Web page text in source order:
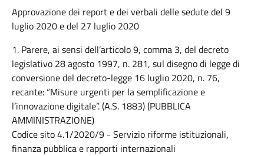
Approvazione dei report e dei verbali delle sedute del 9
luglio 2020 e del 27 luglio 2020
1. Parere, ai sensi dell’articolo 9, comma 3, del decreto
legislativo 28 agosto 1997, n. 281, sul disegno di legge di
conversione del decreto-legge 16 luglio 2020, n. 76,
recante: “Misure urgenti per la semplificazione e
l’innovazione digitale”. (A.S. 1883) (PUBBLICA
AMMINISTRAZIONE)
Codice sito 4.1/2020/9 - Servizio riforme istituzionali,
finanza pubblica e rapporti internazionali